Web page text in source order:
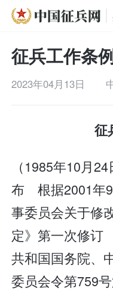
征兵工作条
2023年04月13日
征
（1985年10月
布 根据2001年9
事委员会关于修
定》第一次修订
共和国国务院、
委员会令第759号